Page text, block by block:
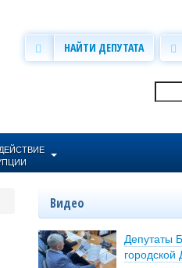
НАЙТИ ДЕПУТАТА
Видео
Депутаты